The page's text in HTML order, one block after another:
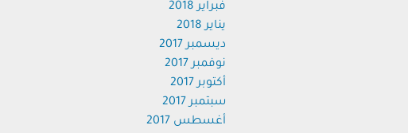
فبراير 2018
يناير 2018
ديسمبر 2017
نوفمبر 2017
أكتوبر 2017
سبتمبر 2017
أغسطس 2017